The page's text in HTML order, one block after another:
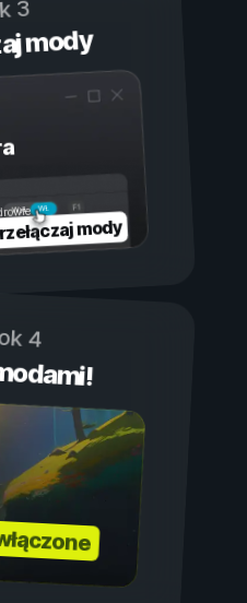
3
mody
Wł.
Wył.
mody
4